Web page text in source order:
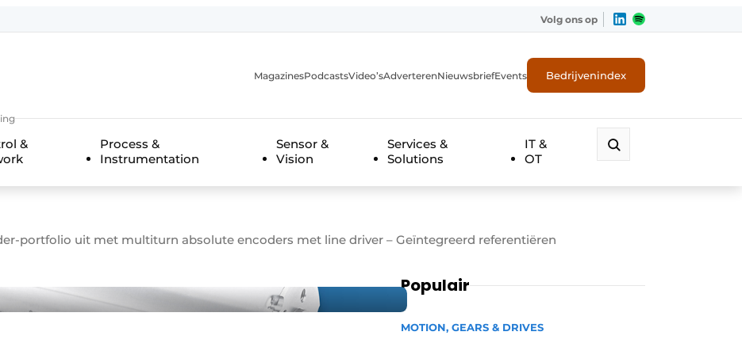
Volg ons op
MagazinesPodcastsVideo’sAdverterenNieuwsbriefEvents Bedrijvenindex
&
Process &
Instrumentation
Sensor &
Vision
Services &
Solutions
IT &
OT
portfolio uit met multiturn absolute encoders met line driver – Geïntegreerd referentiëren
Populair
MOTION, GEARS & DRIVES